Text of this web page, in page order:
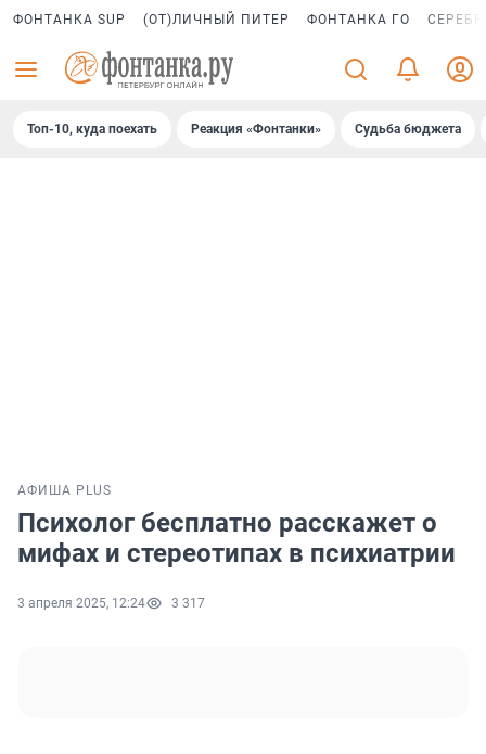
ФОНТАНКА SUP (ОТ)ЛИЧНЫЙ ПИТЕР ФОНТАНКА ГО
Топ-10, куда поехать Реакция «Фонтанки» Судьба бюджета
АФИША PLUS
Психолог бесплатно расскажет о
мифах и стереотипах в психиатрии
3 апреля 2025, 12:24 3 317